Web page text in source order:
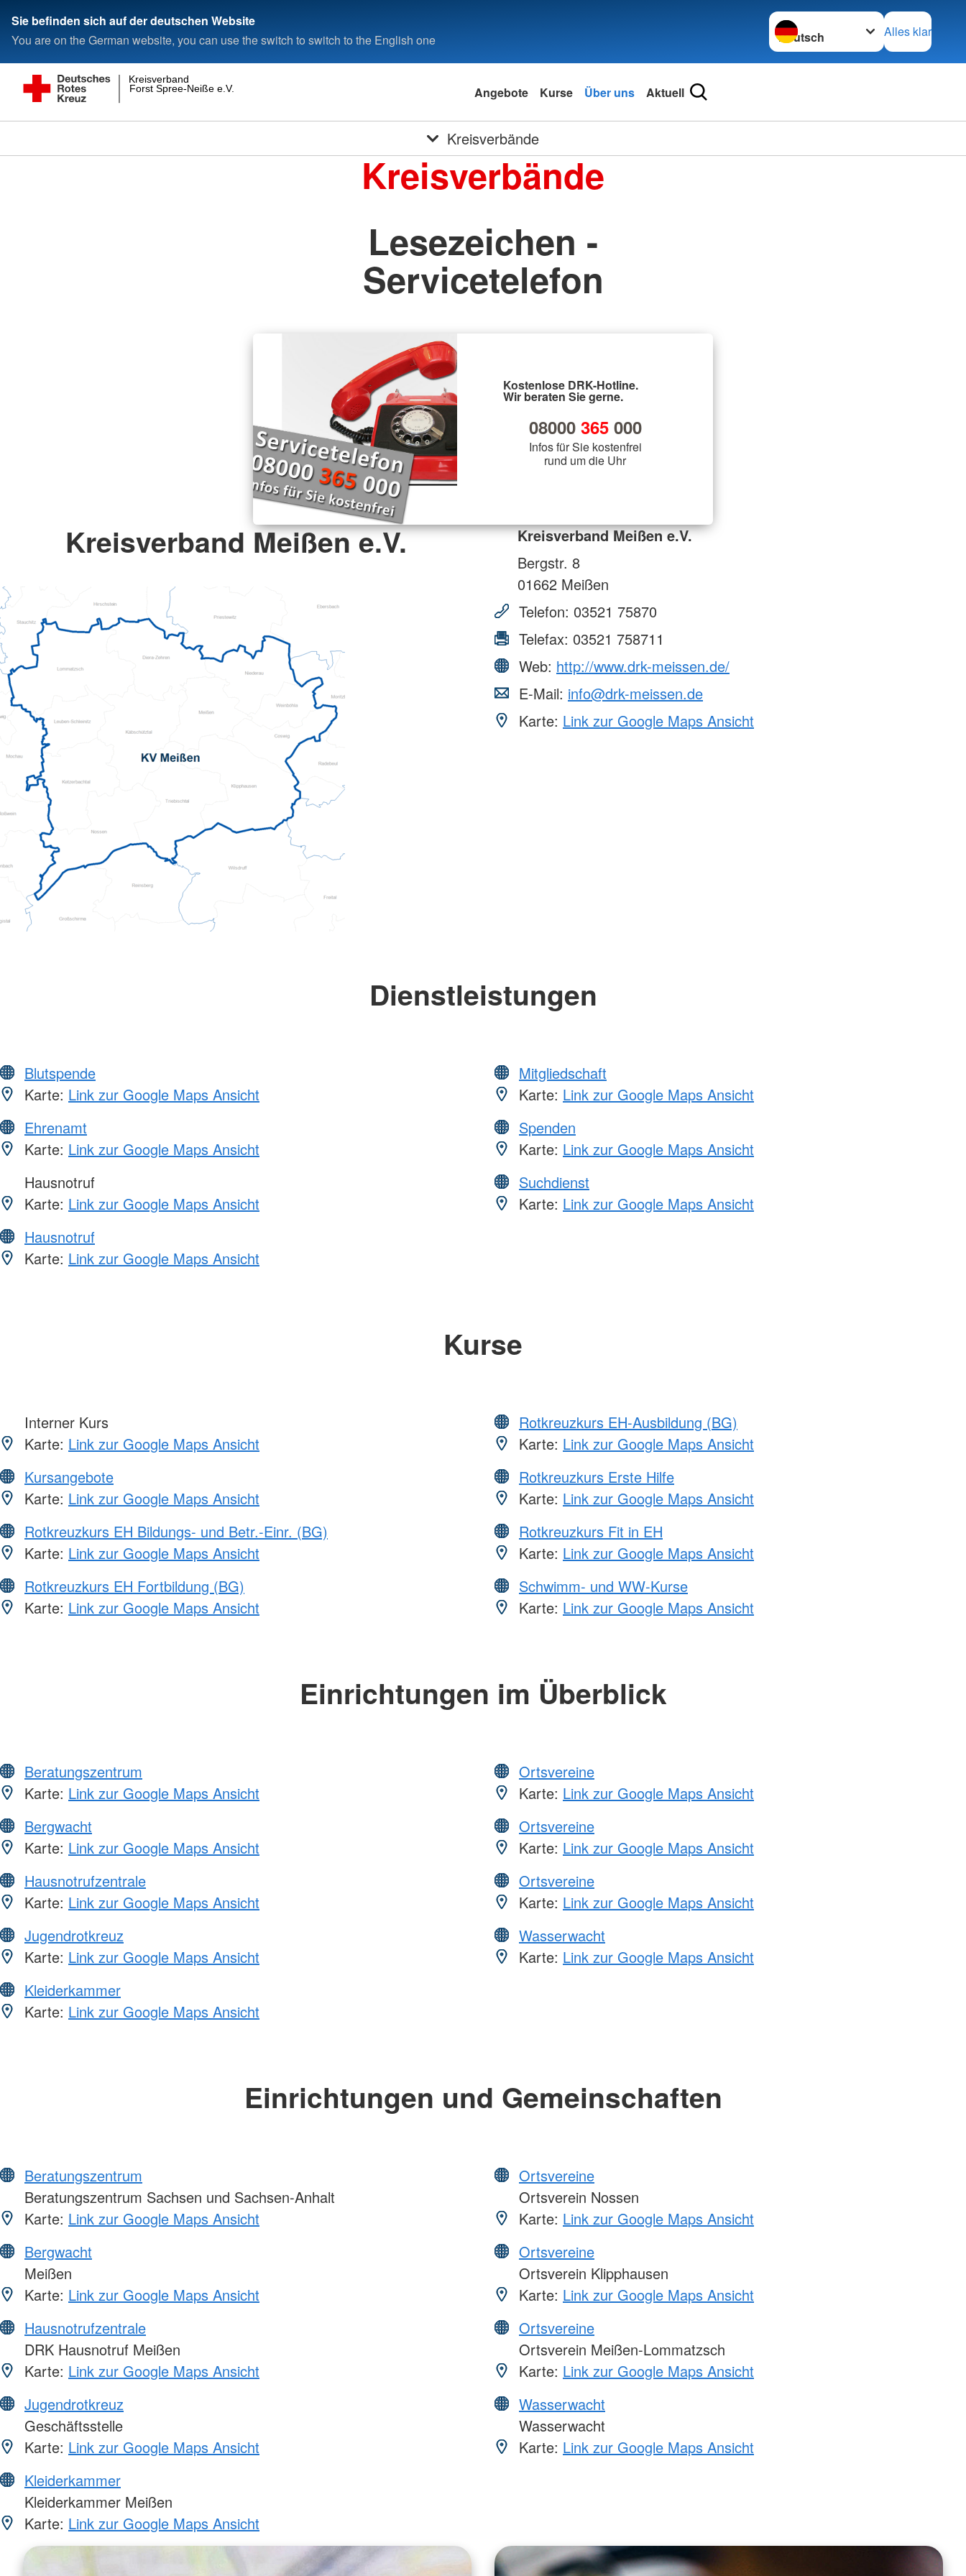
Sie befinden sich auf der deutschen Website
You are on the German website, you can use the switch to switch to the English one
Sprache wechseln zu
Alles klar
Forst Spree-Neiße e.V.
Kreisverband
Angebote Kurse Über uns Aktuell
Kreisverbände
Kreisverbände
Lesezeichen -
Servicetelefon
Kostenlose DRK-Hotline.
Wir beraten Sie gerne.
08000 365000
Infos für Sie kostenfrei
rund um die Uhr
Kreisverband Meißen e.V.
Kreisverband Meißen e.V.
Bergstr. 8
01662 Meißen
Telefon: 03521 75870
Telefax: 03521 758711
Web: http://www.drk-meissen.de/
E-Mail: info@drk-meissen.de
Karte: Link zur Google Maps Ansicht
Dienstleistungen
Blutspende
Karte: Link zur Google Maps Ansicht
Ehrenamt
Karte: Link zur Google Maps Ansicht
Hausnotruf
Karte: Link zur Google Maps Ansicht
Hausnotruf
Karte: Link zur Google Maps Ansicht
Mitgliedschaft
Karte: Link zur Google Maps Ansicht
Spenden
Karte: Link zur Google Maps Ansicht
Suchdienst
Karte: Link zur Google Maps Ansicht
Kurse
Interner Kurs
Karte: Link zur Google Maps Ansicht
Kursangebote
Karte: Link zur Google Maps Ansicht
Rotkreuzkurs EH Bildungs- und Betr.-Einr. (BG)
Karte: Link zur Google Maps Ansicht
Rotkreuzkurs EH Fortbildung (BG)
Karte: Link zur Google Maps Ansicht
Rotkreuzkurs EH-Ausbildung (BG)
Karte: Link zur Google Maps Ansicht
Rotkreuzkurs Erste Hilfe
Karte: Link zur Google Maps Ansicht
Rotkreuzkurs Fit in EH
Karte: Link zur Google Maps Ansicht
Schwimm- und WW-Kurse
Karte: Link zur Google Maps Ansicht
Einrichtungen im Überblick
Beratungszentrum
Karte: Link zur Google Maps Ansicht
Bergwacht
Karte: Link zur Google Maps Ansicht
Hausnotrufzentrale
Karte: Link zur Google Maps Ansicht
Jugendrotkreuz
Karte: Link zur Google Maps Ansicht
Kleiderkammer
Karte: Link zur Google Maps Ansicht
Ortsvereine
Karte: Link zur Google Maps Ansicht
Ortsvereine
Karte: Link zur Google Maps Ansicht
Ortsvereine
Karte: Link zur Google Maps Ansicht
Wasserwacht
Karte: Link zur Google Maps Ansicht
Einrichtungen und Gemeinschaften
Beratungszentrum
Beratungszentrum Sachsen und Sachsen-Anhalt
Karte: Link zur Google Maps Ansicht
Bergwacht
Meißen
Karte: Link zur Google Maps Ansicht
Hausnotrufzentrale
DRK Hausnotruf Meißen
Karte: Link zur Google Maps Ansicht
Jugendrotkreuz
Geschäftsstelle
Karte: Link zur Google Maps Ansicht
Kleiderkammer
Kleiderkammer Meißen
Karte: Link zur Google Maps Ansicht
Ortsvereine
Ortsverein Nossen
Karte: Link zur Google Maps Ansicht
Ortsvereine
Ortsverein Klipphausen
Karte: Link zur Google Maps Ansicht
Ortsvereine
Ortsverein Meißen-Lommatzsch
Karte: Link zur Google Maps Ansicht
Wasserwacht
Wasserwacht
Karte: Link zur Google Maps Ansicht